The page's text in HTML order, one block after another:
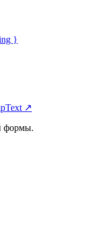
}
↗
формы.